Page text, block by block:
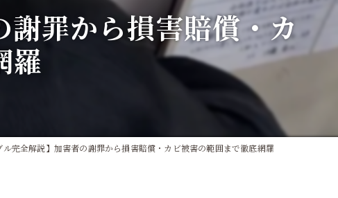
取り
取り
謝罪から損害賠償・カ
羅
ル完全解説】加害者の謝罪から損害賠償・カビ被害の範囲まで徹底網羅